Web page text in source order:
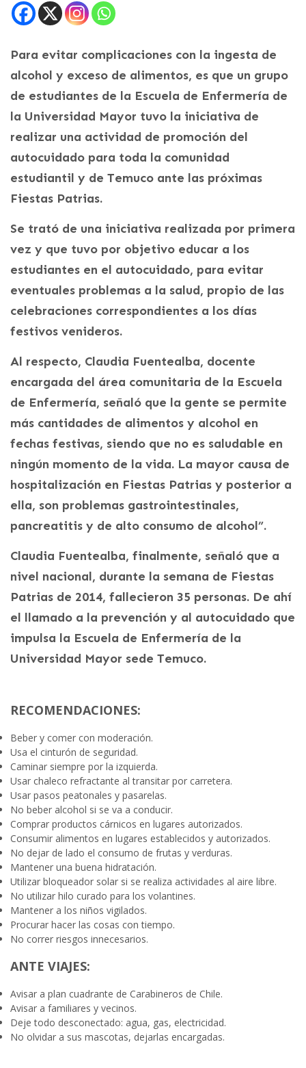
Para evitar complicaciones con la ingesta de
alcohol y exceso de alimentos, es que un grupo
de estudiantes de la Escuela de Enfermería de
la Universidad Mayor tuvo la iniciativa de
realizar una actividad de promoción del
autocuidado para toda la comunidad
estudiantil y de Temuco ante las próximas
Fiestas Patrias.
Se trató de una iniciativa realizada por primera
vez y que tuvo por objetivo educar a los
estudiantes en el autocuidado, para evitar
eventuales problemas a la salud, propio de las
celebraciones correspondientes a los días
festivos venideros.
Al respecto, Claudia Fuentealba, docente
encargada del área comunitaria de la Escuela
de Enfermería, señaló que la gente se permite
más cantidades de alimentos y alcohol en
fechas festivas, siendo que no es saludable en
ningún momento de la vida. La mayor causa de
hospitalización en Fiestas Patrias y posterior a
ella, son problemas gastrointestinales,
pancreatitis y de alto consumo de alcohol”.
Claudia Fuentealba, finalmente, señaló que a
nivel nacional, durante la semana de Fiestas
Patrias de 2014, fallecieron 35 personas. De ahí
el llamado a la prevención y al autocuidado que
impulsa la Escuela de Enfermería de la
Universidad Mayor sede Temuco.
RECOMENDACIONES:
Beber y comer con moderación.
Usa el cinturón de seguridad.
Caminar siempre por la izquierda.
Usar chaleco refractante al transitar por carretera.
Usar pasos peatonales y pasarelas.
No beber alcohol si se va a conducir.
Comprar productos cárnicos en lugares autorizados.
Consumir alimentos en lugares establecidos y autorizados.
No dejar de lado el consumo de frutas y verduras.
Mantener una buena hidratación.
Utilizar bloqueador solar si se realiza actividades al aire libre.
No utilizar hilo curado para los volantines.
Mantener a los niños vigilados.
Procurar hacer las cosas con tiempo.
No correr riesgos innecesarios.
ANTE VIAJES:
Avisar a plan cuadrante de Carabineros de Chile.
Avisar a familiares y vecinos.
Deje todo desconectado: agua, gas, electricidad.
No olvidar a sus mascotas, dejarlas encargadas.